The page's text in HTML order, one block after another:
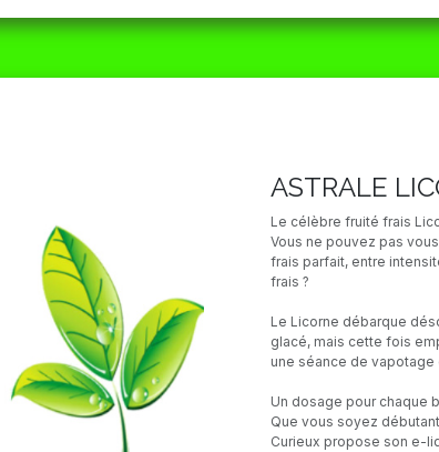
ASTRALE
Le célèbre fruité frais
Vous ne pouvez pas
frais parfait, entre
frais ?
Le Licorne débarque
glacé, mais cette fois
une séance de
Un dosage pour chaque
Que vous soyez
Curieux propose son e-